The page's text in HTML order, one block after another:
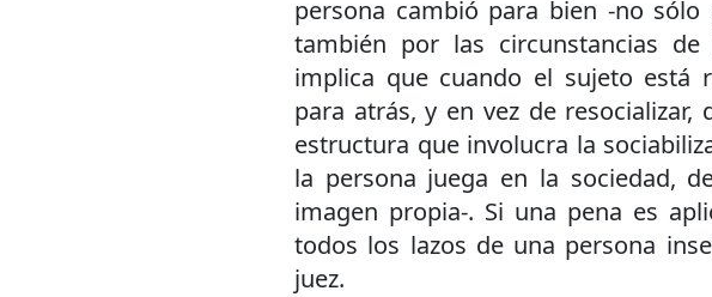
persona cambió para bien -no
también por las circunstancias
implica que cuando el sujeto está
para atrás, y en vez de
estructura que involucra la
la persona juega en la sociedad,
imagen propia-. Si una pena es
todos los lazos de una persona
juez.